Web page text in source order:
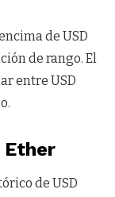
de USD
de rango. El
entre USD
Ether
de USD